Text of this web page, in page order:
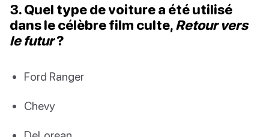
3. Quel type de voiture a été utilisé
dans le célèbre film culte,Retour vers
le futur?
Ford Ranger
Chevy